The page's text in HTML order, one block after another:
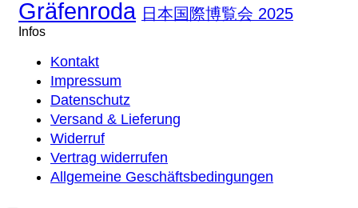
Gräfenroda 日本国際博覧会 2025
Infos
Kontakt
Impressum
Datenschutz
Versand & Lieferung
Widerruf
Vertrag widerrufen
Allgemeine Geschäftsbedingungen